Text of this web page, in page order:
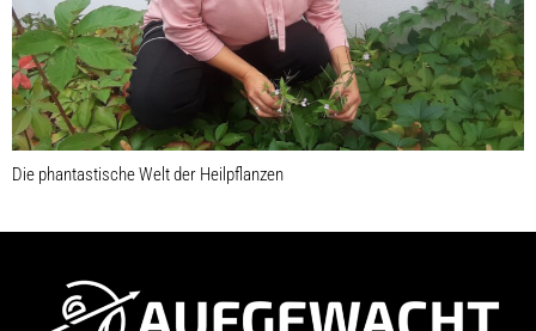
Die phantastische Welt der Heilpflanzen